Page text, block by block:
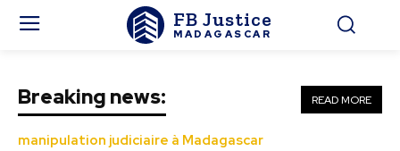
FB Justice
MADAGASCAR
READ MORE
Breaking news:
manipulation judiciaire à Madagascar